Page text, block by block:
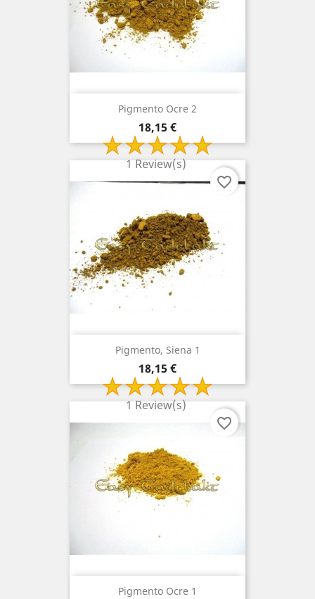
Pigmento Ocre 2
Preço
18,15 €
1 Review(s)
Pigmento, Siena 1
Preço
18,15 €
1 Review(s)
favorite_border
Pigmento Ocre 1
favorite_border